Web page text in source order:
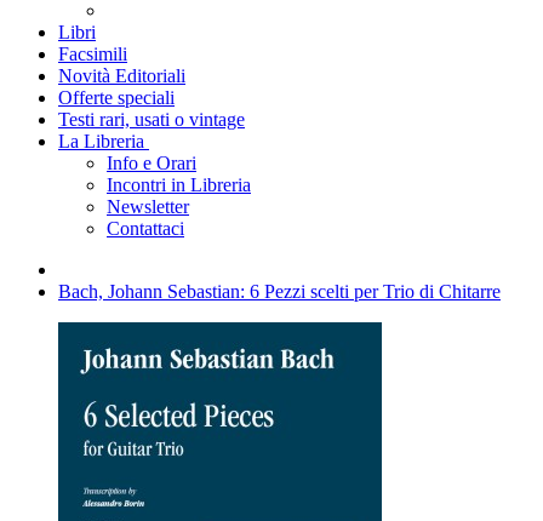
Libri
Facsimili
Novità Editoriali
Offerte speciali
Testi rari, usati o vintage
La Libreria
Info e Orari
Incontri in Libreria
Newsletter
Contattaci
Bach, Johann Sebastian: 6 Pezzi scelti per Trio di Chitarre